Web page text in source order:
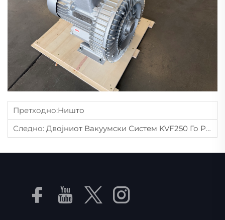
Претходно:Ништо
Следно: Двојниот Вакуумски Систем KVF250 Го Решава Поместувањето На Материјалот При CNC За Американски Производител На Мебел